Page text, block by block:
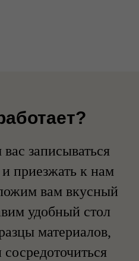
записываться
приезжать к нам
вам вкусный
удобный стол
материалов,